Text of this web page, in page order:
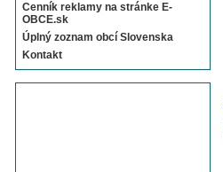
Cenník reklamy na stránke E-
OBCE.sk
Úplný zoznam obcí Slovenska
Kontakt